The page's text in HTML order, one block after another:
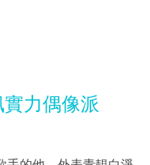
實力偶像派